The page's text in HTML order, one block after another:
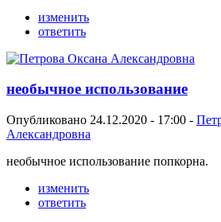
изменить
ответить
необычное использование
Опубликовано 24.12.2020 - 17:00 -
Александровна
необычное использование попкорна.
изменить
ответить